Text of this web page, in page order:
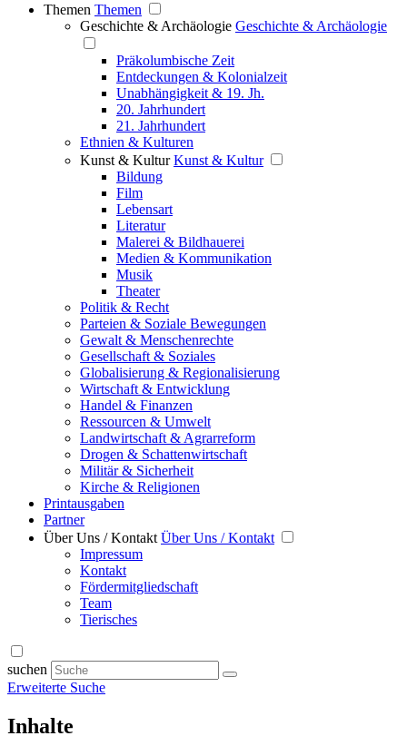
Themen Themen
Geschichte & Archäologie Geschichte & Archäologie
Präkolumbische Zeit
Entdeckungen & Kolonialzeit
Unabhängigkeit & 19. Jh.
20. Jahrhundert
21. Jahrhundert
Ethnien & Kulturen
Kunst & Kultur Kunst & Kultur
Bildung
Film
Lebensart
Literatur
Malerei & Bildhauerei
Medien & Kommunikation
Musik
Theater
Politik & Recht
Parteien & Soziale Bewegungen
Gewalt & Menschenrechte
Gesellschaft & Soziales
Globalisierung & Regionalisierung
Wirtschaft & Entwicklung
Handel & Finanzen
Ressourcen & Umwelt
Landwirtschaft & Agrarreform
Drogen & Schattenwirtschaft
Militär & Sicherheit
Kirche & Religionen
Printausgaben
Partner
Über Uns / Kontakt Über Uns / Kontakt
Impressum
Kontakt
Fördermitgliedschaft
Team
Tierisches
suchen
Erweiterte Suche
Inhalte